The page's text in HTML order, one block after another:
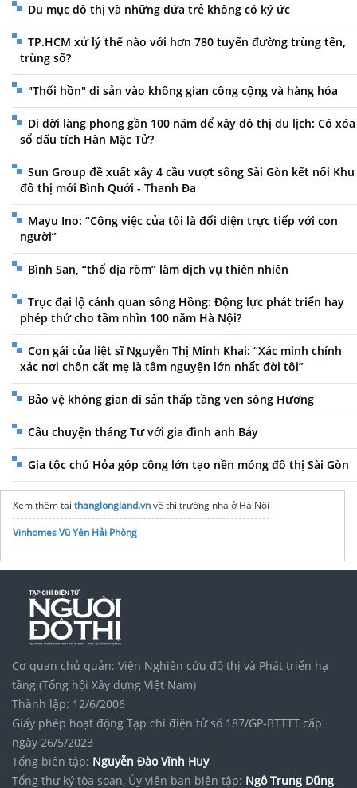
Du mục đô thị và những đứa trẻ không có ký ức
TP.HCM xử lý thế nào với hơn 780 tuyến đường trùng tên,
trùng số?
"Thổi hồn" di sản vào không gian công cộng và hàng hóa
Di dời làng phong gần 100 năm để xây đô thị du lịch: Có xóa
sổ dấu tích Hàn Mặc Tử?
Sun Group đề xuất xây 4 cầu vượt sông Sài Gòn kết nối Khu
đô thị mới Bình Quới - Thanh Đa
Mayu Ino: “Công việc của tôi là đối diện trực tiếp với con
người”
Bình San, “thổ địa ròm” làm dịch vụ thiên nhiên
Trục đại lộ cảnh quan sông Hồng: Động lực phát triển hay
phép thử cho tầm nhìn 100 năm Hà Nội?
Con gái của liệt sĩ Nguyễn Thị Minh Khai: “Xác minh chính
xác nơi chôn cất mẹ là tâm nguyện lớn nhất đời tôi”
Bảo vệ không gian di sản thấp tầng ven sông Hương
Câu chuyện tháng Tư với gia đình anh Bảy
Gia tộc chú Hỏa góp công lớn tạo nền móng đô thị Sài Gòn
Xem thêm tại thanglongland.vnvề thị trường nhà ở Hà Nội
Vinhomes Vũ Yên Hải Phòng
Cơ quan chủ quản: Viện Nghiên cứu đô thị và Phát triển hạ
tầng (Tổng hội Xây dựng Việt Nam)
Thành lập: 12/6/2006
Giấy phép hoạt động Tạp chí điện tử số 187/GP-BTTTT cấp
ngày 26/5/2023
Tổng biên tập: Nguyễn Đào Vĩnh Huy
Tổng thư ký tòa soạn, Ủy viên ban biên tập: Ngô Trung Dũng